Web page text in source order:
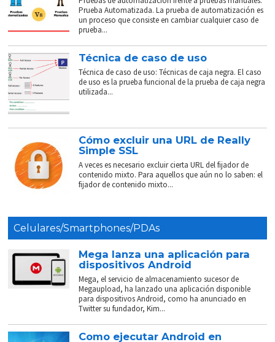
Prueba Automatizada. La prueba de automatización es
un proceso que consiste en cambiar cualquier caso de
prueba...
Técnica de caso de uso
Técnica de caso de uso: Técnicas de caja negra. El caso
de uso es la prueba funcional de la prueba de caja negra
utilizada...
Cómo excluir una URL de Really
Simple SSL
A veces es necesario excluir cierta URL del fijador de
contenido mixto. Para aquellos que aún no lo saben: el
fijador de contenido mixto...
Celulares/Smartphones/PDAs
Mega lanza una aplicación para
dispositivos Android
Mega, el servicio de almacenamiento sucesor de
Megaupload, ha lanzado una aplicación disponible
para dispositivos Android, como ha anunciado en
Twitter su fundador, Kim...
Como ejecutar Android en